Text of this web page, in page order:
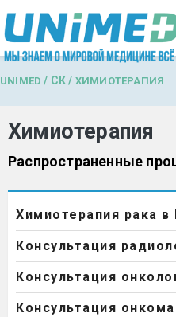
Перейти к основному
UNIMED / СК / ХИМИОТЕРАПИЯ
Химиотерапия
Распространенные
Химиотерапия рака в
Консультация
Консультация
Консультация